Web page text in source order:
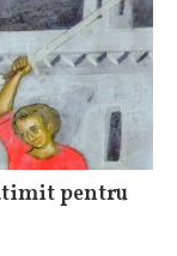
pentru